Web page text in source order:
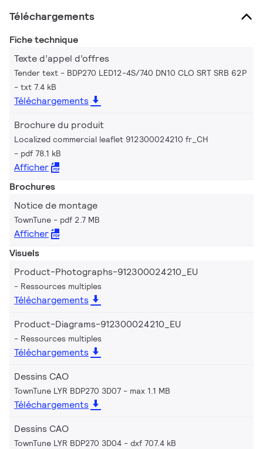
Téléchargements
Fiche technique
Texte d’appel d’offres
Tender text - BDP270 LED12-4S/740 DN10 CLO SRT SRB 62P
txt 7.4 kB
Téléchargements
Brochure du produit
Localized commercial leaflet 912300024210 fr_CH
pdf 78.1 kB
Afficher
Brochures
Notice de montage
TownTune pdf 2.7 MB
Afficher
Visuels
Product-Photographs-912300024210_EU
Ressources multiples
Téléchargements
Product-Diagrams-912300024210_EU
Ressources multiples
Téléchargements
Dessins CAO
TownTune LYR BDP270 3D07 max 1.1 MB
Téléchargements
Dessins CAO
TownTune LYR BDP270 3D04 dxf 707.4 kB